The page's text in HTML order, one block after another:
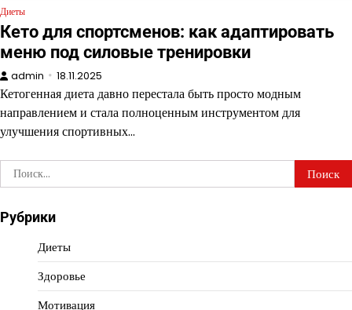
Диеты
Кето для спортсменов: как адаптировать
меню под силовые тренировки
admin 18.11.2025
Кетогенная диета давно перестала быть просто модным
направлением и стала полноценным инструментом для
улучшения спортивных…
Найти:
Рубрики
Диеты
Здоровье
Мотивация